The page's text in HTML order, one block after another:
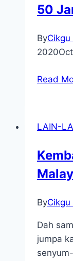
50
ByCikgu
2020
Read
LAIN-
ByCikgu
Dah
jumpa